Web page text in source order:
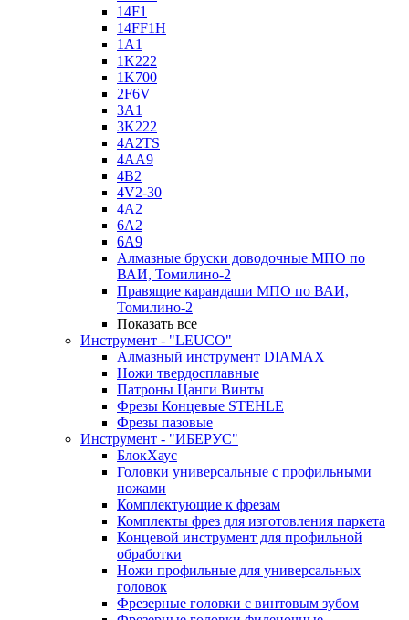
14F1
14FF1H
1A1
1K222
1K700
2F6V
3A1
3K222
4A2TS
4AA9
4B2
4V2-30
4А2
6A2
6A9
Алмазные бруски доводочные МПО по
ВАИ, Томилино-2
Правящие карандаши МПО по ВАИ,
Томилино-2
Показать все
Инструмент - "LEUCO"
Алмазный инструмент DIAMAX
Ножи твердосплавные
Патроны Цанги Винты
Фрезы Концевые STEHLE
Фрезы пазовые
Инструмент - "ИБЕРУС"
БлокХаус
Головки универсальные с профильными
ножами
Комплектующие к фрезам
Комплекты фрез для изготовления паркета
Концевой инструмент для профильной
обработки
Ножи профильные для универсальных
головок
Фрезерные головки с винтовым зубом